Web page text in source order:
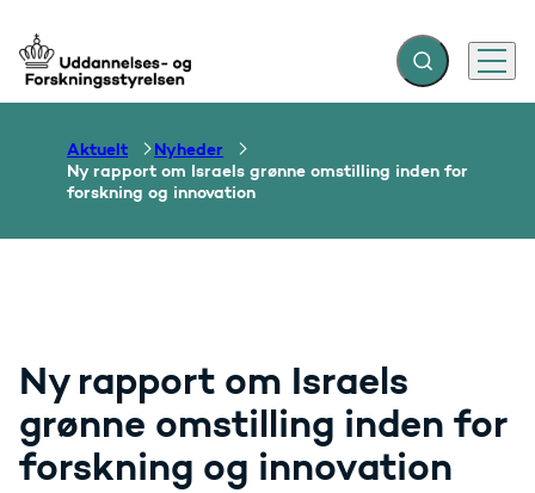
Gå til forsiden Fold søgefelt ud
Menu
Aktuelt
Nyheder
Ny rapport om Israels grønne omstilling inden for
forskning og innovation
Ny rapport om Israels
grønne omstilling inden for
forskning og innovation